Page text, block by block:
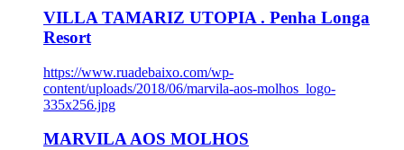
VILLA TAMARIZ UTOPIA . Penha Longa
Resort
https://www.ruadebaixo.com/wp-
content/uploads/2018/06/marvila-aos-molhos_logo-
335x256.jpg
MARVILA AOS MOLHOS